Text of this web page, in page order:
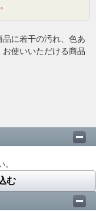
に若干の汚れ、色あ
使いいただける商品
む